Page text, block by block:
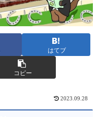
はてブ
コピー
2023.09.28